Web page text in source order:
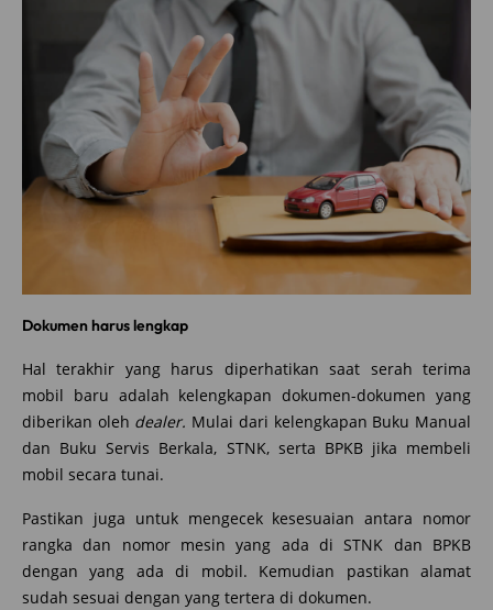
Dokumen harus lengkap
Hal terakhir yang harus diperhatikan saat serah terima
mobil baru adalah kelengkapan dokumen-dokumen yang
diberikan oleh dealer. Mulai dari kelengkapan Buku Manual
dan Buku Servis Berkala, STNK, serta BPKB jika membeli
mobil secara tunai.
Pastikan juga untuk mengecek kesesuaian antara nomor
rangka dan nomor mesin yang ada di STNK dan BPKB
dengan yang ada di mobil. Kemudian pastikan alamat
sudah sesuai dengan yang tertera di dokumen.